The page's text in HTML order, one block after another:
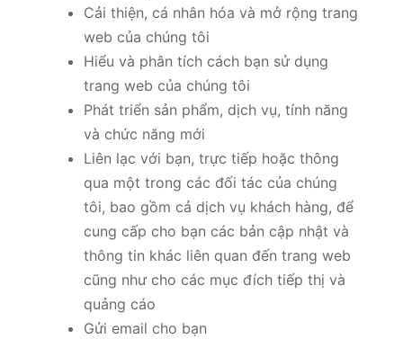
Cải thiện, cá nhân hóa và mở rộng trang
web của chúng tôi
Hiểu và phân tích cách bạn sử dụng
trang web của chúng tôi
Phát triển sản phẩm, dịch vụ, tính năng
và chức năng mới
Liên lạc với bạn, trực tiếp hoặc thông
qua một trong các đối tác của chúng
tôi, bao gồm cả dịch vụ khách hàng, để
cung cấp cho bạn các bản cập nhật và
thông tin khác liên quan đến trang web
cũng như cho các mục đích tiếp thị và
quảng cáo
Gửi email cho bạn